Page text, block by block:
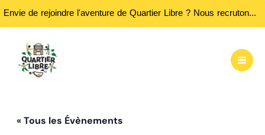
Envie de rejoindre l'aventure de Quartier Libre ? Nous recrutons des bénévoles ! Passez nous rencontrer aux heures d'ouvertures...
contenu
« Tous les Évènements